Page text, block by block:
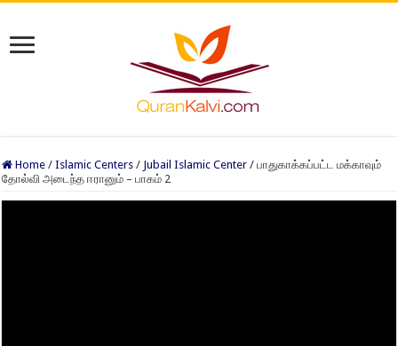
Home / Islamic Centers / Jubail Islamic Center / பாதுகாக்கப்பட்ட மக்காவும்
தோல்வி அடைந்த ஈரானும் – பாகம் 2